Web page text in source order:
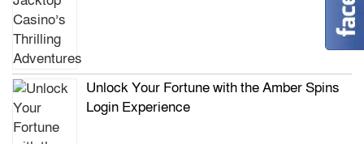
Unlock Your Fortune with the Amber Spins
Login Experience